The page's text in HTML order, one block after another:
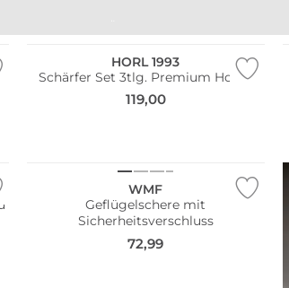
HORL 1993
Schärfer Set 3tlg. Premium Horl 3
119,00
WMF
Geflügelschere mit
Sicherheitsverschluss
72,99